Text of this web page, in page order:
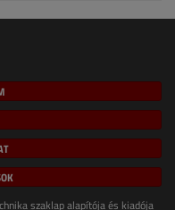
szaklap alapítója és kiadója